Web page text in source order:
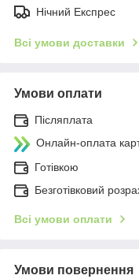
Нічний Експрес
Всі умови доставки
Умови оплати
Післяплата
Онлайн-оплата
Готівкою
Безготівковий
Всі умови оплати
Умови повернення